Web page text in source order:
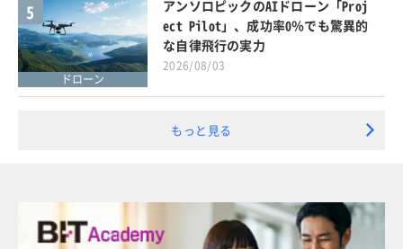
5
ドローン
アンソロピックのAIドローン「Proj
ect Pilot」、成功率0％でも驚異的
な自律飛行の実力
2026/08/03
もっと見る